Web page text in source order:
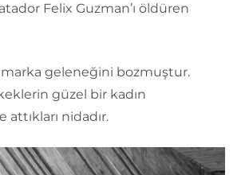
Felix Guzman’ı öldüren
geleneğini bozmuştur.
güzel bir kadın
nidadır.